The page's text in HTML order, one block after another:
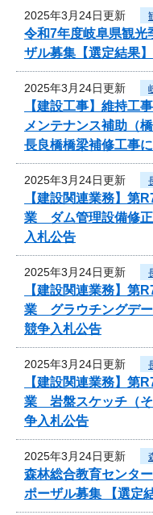
2025年3月24日更新
令和7年度岐阜県観光
ザル募集【選定結果】
2025年3月24日更新
【建設工事】維持
メンテナンス補助（
長良橋橋梁補修工事
2025年3月24日更新
【建設関連業務】第
業 ダム管理設備修正
入札公告
2025年3月24日更新
【建設関連業務】第
業 グラウチングデー
競争入札公告
2025年3月24日更新
【建設関連業務】第
業 岩盤スケッチ（そ
争入札公告
2025年3月24日更新
森林総合教育センタ
ポーザル募集 【選定